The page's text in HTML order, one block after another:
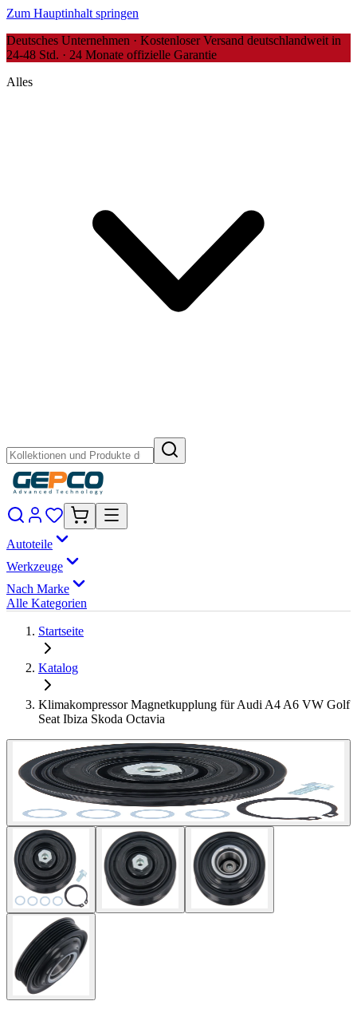
Zum Hauptinhalt springen
Deutsches Unternehmen · Kostenloser Versand deutschlandweit in
24-48 Std. · 24 Monate offizielle Garantie
Alles
Autoteile
Werkzeuge
Nach Marke
Alle Kategorien
Startseite
Katalog
Klimakompressor Magnetkupplung für Audi A4 A6 VW Golf
Seat Ibiza Skoda Octavia